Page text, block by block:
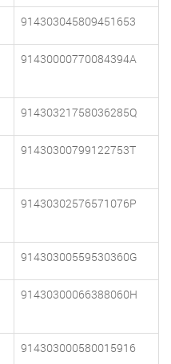
914303045809451653
91430000770084394A
91430321758036285Q
91430300799122753T
91430302576571076P
91430300559530360G
91430300066388060H
914303000580015916